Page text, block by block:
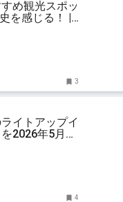
め観光スポッ
を感じる！ |
3
イトアップイ
2026年5月10
4